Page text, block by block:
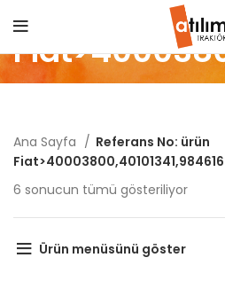
Ana Sayfa
Referans No: ürün
6 sonucun tümü gösteriliyor
Ürün menüsünü göster